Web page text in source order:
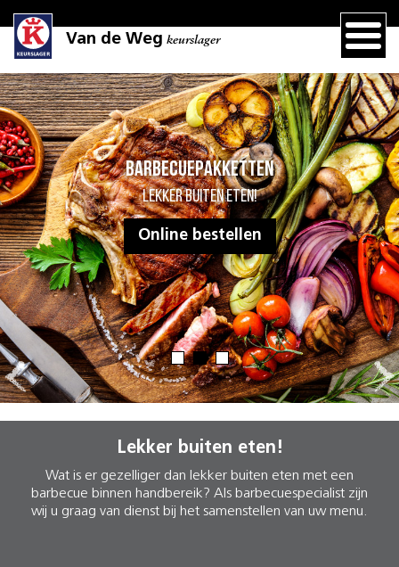
Van de Weg keurslager
Barbecuepakketten
Lekker buiten eten!
Online bestellen
Lekker buiten eten!
Wat is er gezelliger dan lekker buiten eten met een
barbecue binnen handbereik? Als barbecuespecialist zijn
wij u graag van dienst bij het samenstellen van uw menu.